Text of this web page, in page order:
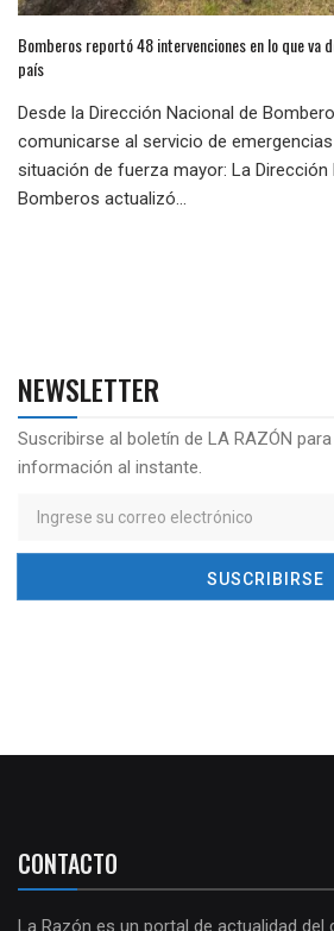
Bomberos reportó 48 intervenciones en lo que va
país
Desde la Dirección Nacional de
comunicarse al servicio de
situación de fuerza mayor: La Dirección
Bomberos actualizó...
NEWSLETTER
Suscribirse al boletín de LA RAZÓN
información al instante.
CONTACTO
La Razón es un portal de actualidad